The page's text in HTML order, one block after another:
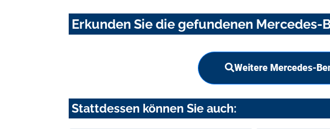
Erkunden Sie die gefundenen Mercedes-
Weitere Mercedes-
Stattdessen können Sie auch: